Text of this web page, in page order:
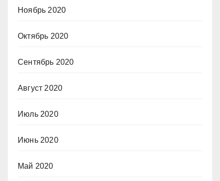
Ноябрь 2020
Октябрь 2020
Сентябрь 2020
Август 2020
Июль 2020
Июнь 2020
Май 2020